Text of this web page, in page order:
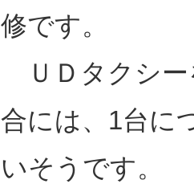
修です。
ＵＤタクシー
合には、1台に
いそうです。